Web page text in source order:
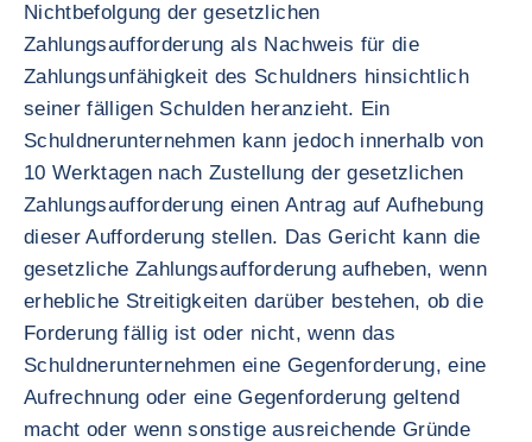
Nichtbefolgung der gesetzlichen
Zahlungsaufforderung als Nachweis für die
Zahlungsunfähigkeit des Schuldners hinsichtlich
seiner fälligen Schulden heranzieht. Ein
Schuldnerunternehmen kann jedoch innerhalb von
10 Werktagen nach Zustellung der gesetzlichen
Zahlungsaufforderung einen Antrag auf Aufhebung
dieser Aufforderung stellen. Das Gericht kann die
gesetzliche Zahlungsaufforderung aufheben, wenn
erhebliche Streitigkeiten darüber bestehen, ob die
Forderung fällig ist oder nicht, wenn das
Schuldnerunternehmen eine Gegenforderung, eine
Aufrechnung oder eine Gegenforderung geltend
macht oder wenn sonstige ausreichende Gründe